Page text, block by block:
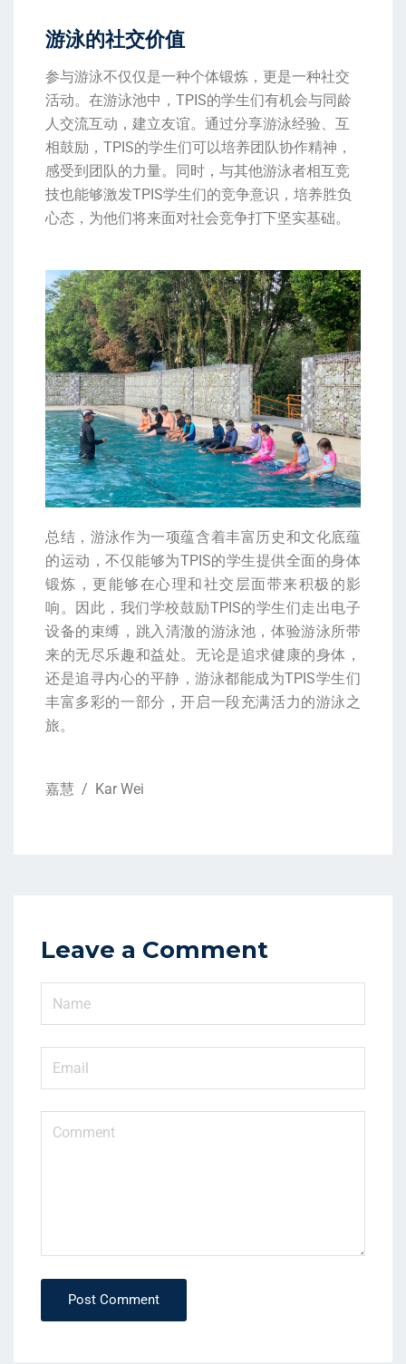
游泳的社交价值
参与游泳不仅仅是一种个体锻炼，更是一种社交
活动。在游泳池中，TPIS的学生们有机会与同龄
人交流互动，建立友谊。通过分享游泳经验、互
相鼓励，TPIS的学生们可以培养团队协作精神，
感受到团队的力量。同时，与其他游泳者相互竞
技也能够激发TPIS学生们的竞争意识，培养胜负
心态，为他们将来面对社会竞争打下坚实基础。
总结，游泳作为一项蕴含着丰富历史和文化底蕴
的运动，不仅能够为TPIS的学生提供全面的身体
锻炼，更能够在心理和社交层面带来积极的影
响。因此，我们学校鼓励TPIS的学生们走出电子
设备的束缚，跳入清澈的游泳池，体验游泳所带
来的无尽乐趣和益处。无论是追求健康的身体，
还是追寻内心的平静，游泳都能成为TPIS学生们
丰富多彩的一部分，开启一段充满活力的游泳之
旅。
嘉慧 / Kar Wei
Leave a Comment
Post Comment